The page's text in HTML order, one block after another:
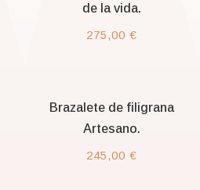
de la vida.
275,00 €
Brazalete de filigrana
Artesano.
245,00 €